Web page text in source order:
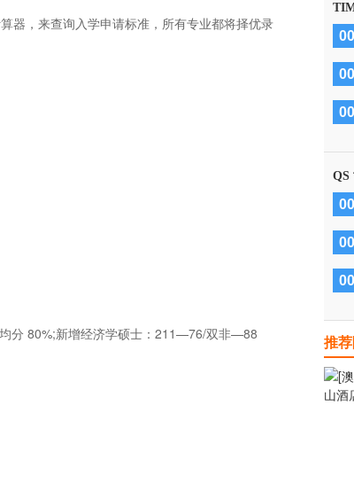
器，来查询入学申请标准，所有专业都将择优录
分 80%;新增经济学硕士：211—76/双非—88
QS
推